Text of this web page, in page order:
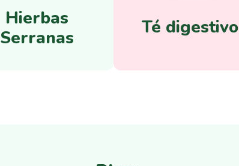
Hierbas
Serranas
Té digestivo